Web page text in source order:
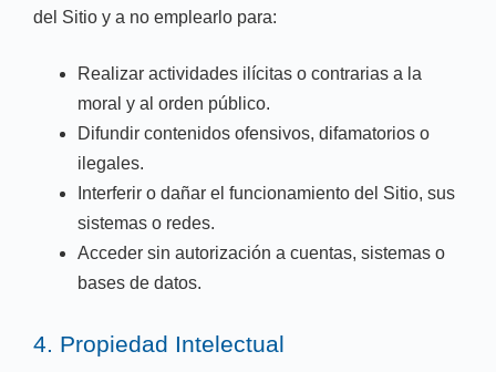
del Sitio y a no emplearlo para:
Realizar actividades ilícitas o contrarias a la
moral y al orden público.
Difundir contenidos ofensivos, difamatorios o
ilegales.
Interferir o dañar el funcionamiento del Sitio, sus
sistemas o redes.
Acceder sin autorización a cuentas, sistemas o
bases de datos.
4. Propiedad Intelectual